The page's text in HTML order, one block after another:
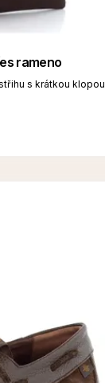
rameno
s krátkou klopou